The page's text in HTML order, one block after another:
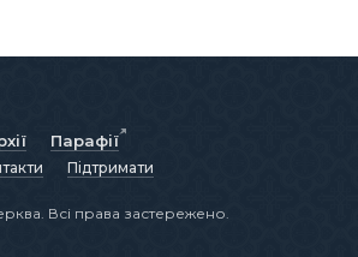
Парафії
Підтримати
Всі права застережено.